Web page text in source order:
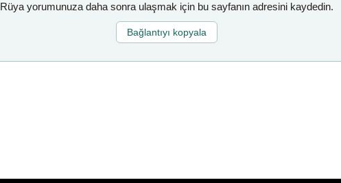
Rüya yorumunuza daha sonra ulaşmak için bu sayfanın adresini kaydedin.
Bağlantıyı kopyala